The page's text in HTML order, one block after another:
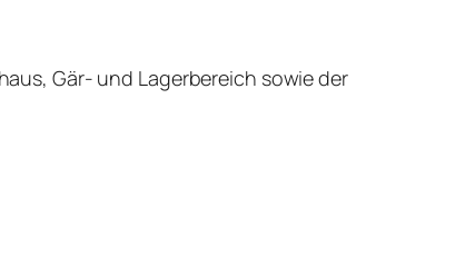
Gär- und Lagerbereich sowie der